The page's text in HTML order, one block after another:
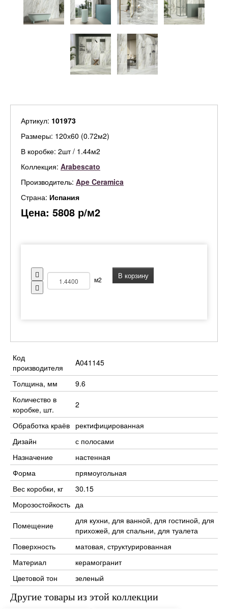
Артикул: 101973
Размеры: 120х60 (0.72м2)
В коробке: 2шт / 1.44м2
Коллекция: Arabescato
Производитель: Ape Ceramica
Страна: Испания
Цена: 5808 р/м2
м2 В корзину
Код
производителя
A041145
Толщина, мм
9.6
Количество в
коробке, шт.
2
Обработка краёв ректифицированная
Дизайн
с полосами
Назначение
настенная
Форма
прямоугольная
Вес коробки, кг
30.15
Морозостойкость да
Помещение
для кухни, для ванной, для гостиной, для
прихожей, для спальни, для туалета
Поверхность
матовая, структурированная
Материал
керамогранит
Цветовой тон
зеленый
Другие товары из этой коллекции